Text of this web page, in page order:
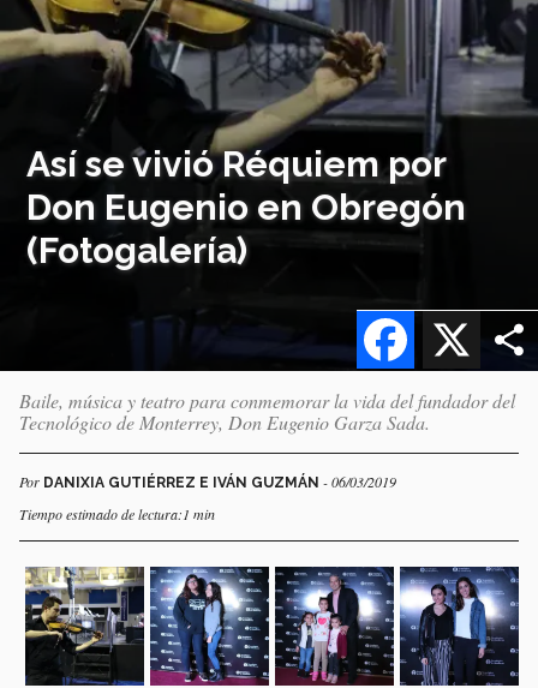
Así se vivió Réquiem por
Don Eugenio en Obregón
(Fotogalería)
X
Facebook
Baile, música y teatro para conmemorar la vida del fundador del
Tecnológico de Monterrey, Don Eugenio Garza Sada.
Por DANIXIA GUTIÉRREZ E IVÁN GUZMÁN - 06/03/2019
Tiempo estimado de lectura:1 min